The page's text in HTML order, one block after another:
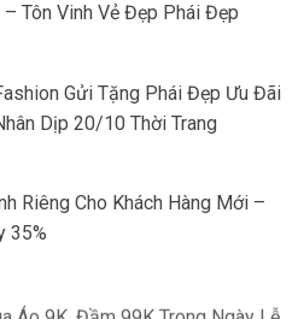
Tôn Vinh Vẻ Đẹp Phái Đẹp
Gửi Tặng Phái Đẹp Ưu Đãi
Dịp 20/10 Thời Trang
Riêng Cho Khách Hàng Mới –
35%
Áo 9K, Đầm 99K Trong Ngày Lễ